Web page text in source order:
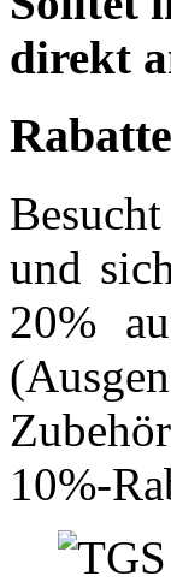
direkt
und
20%
10%-